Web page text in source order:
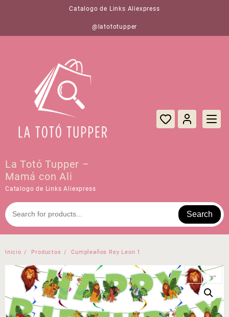
Catalogo de Links Aliexpress
@latototupper
La Totó Tupper –
Mamá con Ali
Catalogo de Links Aliexpress
Search
Inicio Productos Cumpleaños Rey Leon 1
← →